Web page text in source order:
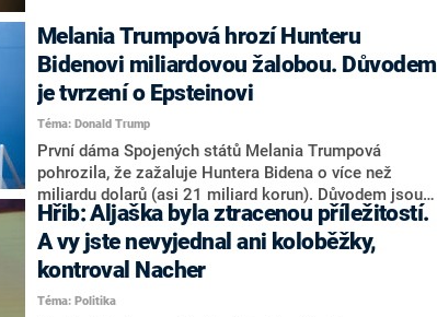
Donaldem Trumpem v Bílém domě. Ten v pondělí
vyloučil vstup Ukrajiny do NATO a uvedl, že Zelenskyj
může válku ukončit „téměř okamžitě“. V neděli
odpoledne se uskutečnila videokonference lídrů tzv.
koalice ochotných. Marco Rubio uvedl, že vidí posun
na cestě k dosažení míru na Ukrajině. Francouzský
prezident Emmanuel Macron je však hluboce
přesvědčen, že ruský prezident Vladimir Putin o žádný
mír nestojí.
Melania Trumpová hrozí Hunteru
Bidenovi miliardovou žalobou. Důvodem
je tvrzení o Epsteinovi
Téma: Donald Trump
První dáma Spojených států Melania Trumpová
pohrozila, že zažaluje Huntera Bidena o více než
miliardu dolarů (asi 21 miliard korun). Důvodem jsou
nedávné výroky Bidena mladšího, které se týkají cti
amerického prezidentského páru. Podle nich měl
Donalda Trumpa a Melanii kdysi vzájemně představit
sexuální delikvent Jeffrey Epstein.
Hřib: Aljaška byla ztracenou příležitostí.
A vy jste nevyjednal ani koloběžky,
kontroval Nacher
Téma: Politika